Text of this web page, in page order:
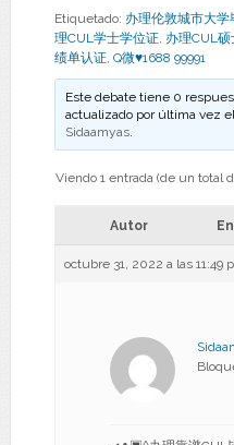
Etiquetado: 办理伦敦城市大学
理CUL学士学位证, 办理CUL
绩单认证, Q微♥1688 99991
Este debate tiene 0
actualizado por última vez
Sidaamyas.
Viendo 1 entrada (de un total
Autor
octubre 31, 2022 a las 11:49